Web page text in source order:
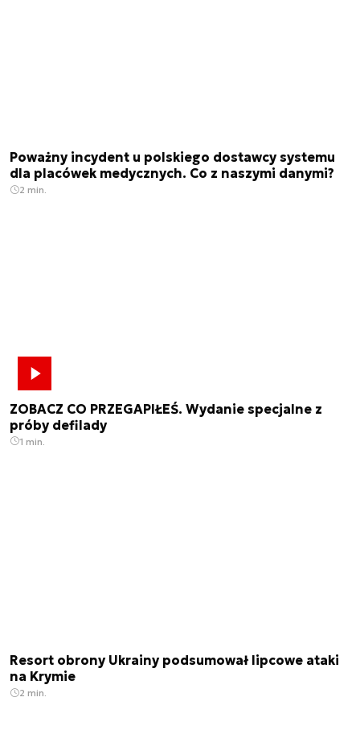
Poważny incydent u polskiego dostawcy systemu
dla placówek medycznych. Co z naszymi danymi?
2 min.
ZOBACZ CO PRZEGAPIŁEŚ. Wydanie specjalne z
próby defilady
1 min.
Resort obrony Ukrainy podsumował lipcowe ataki
na Krymie
2 min.